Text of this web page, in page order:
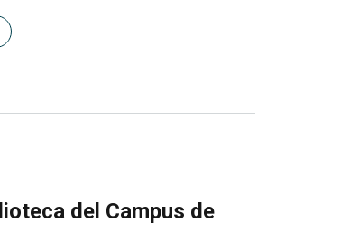
del Campus de